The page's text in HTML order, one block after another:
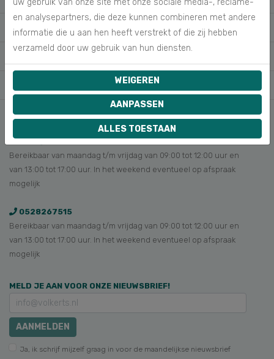
HYPOTHEKEN
VERZEKERINGEN
OVERIGE ZAKEN
INFO@VOLKERTS.NL
Bereikbaar van maandag t/m vrijdag van 09:00 tot 12:00 uur en
van 13:00 tot 17:00 uur. In het weekend eventueel op afspraak
mogelijk
0528267515
Bereikbaar van maandag t/m vrijdag van 09:00 tot 12:00 uur en
van 13:00 tot 17:00 uur. In het weekend eventueel op afspraak
mogelijk
MELD JE AAN VOOR ONZE NIEUWSBRIEF!
AANMELDEN
Ja, ik schrijf mijzelf graag in voor de maandelijkse nieuwsbrief
uw gebruik van onze site met onze sociale media-, reclame-
en analysepartners, die deze kunnen combineren met andere
informatie die u aan hen heeft verstrekt of die zij hebben
verzameld door uw gebruik van hun diensten.
WEIGEREN
AANPASSEN
ALLES TOESTAAN